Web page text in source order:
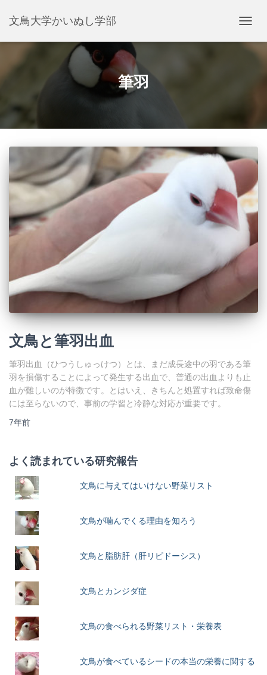
文鳥大学かいぬし学部
ビ
ゲ
え
筆羽
文鳥と筆羽出血
筆羽出血（ひつうしゅっけつ）とは、まだ成長途中の羽である筆
羽を損傷することによって発生する出血で、普通の出血よりも止
血が難しいのが特徴です。とはいえ、きちんと処置すれば致命傷
には至らないので、事前の学習と冷静な対応が重要です。
7年前
よく読まれている研究報告
文鳥に与えてはいけない野菜リスト
文鳥が噛んでくる理由を知ろう
文鳥と脂肪肝（肝リピドーシス）
文鳥とカンジダ症
文鳥の食べられる野菜リスト・栄養表
文鳥が食べているシードの本当の栄養に関する